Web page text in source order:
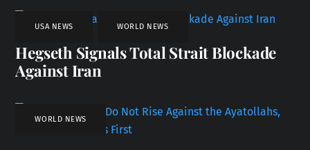
USA NEWS WORLD NEWS
Hegseth Signals Total Strait Blockade
Against Iran
WORLD NEWS